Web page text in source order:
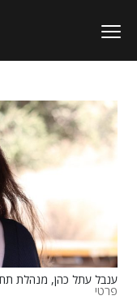
ענבל עתל כהן, מנהלת
פרטי